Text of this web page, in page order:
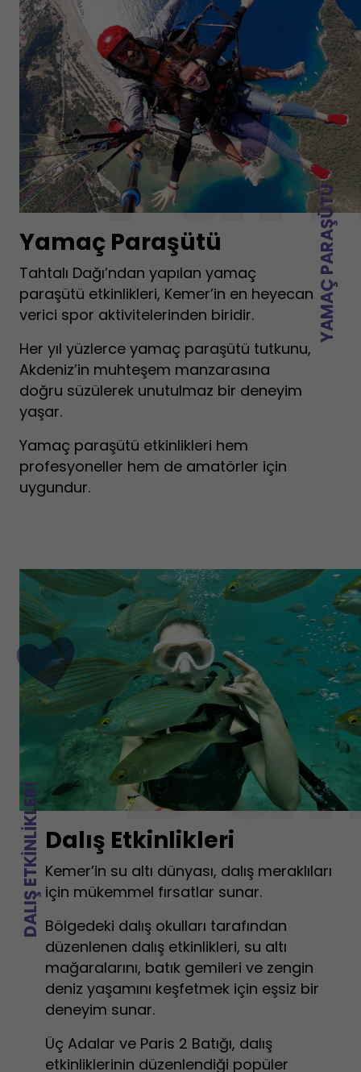
YAMAÇ PARAŞÜTÜ
Yamaç Paraşütü
Tahtalı Dağı’ndan yapılan yamaç
paraşütü etkinlikleri, Kemer’in en heyecan
verici spor aktivitelerinden biridir.
Her yıl yüzlerce yamaç paraşütü tutkunu,
Akdeniz’in muhteşem manzarasına
doğru süzülerek unutulmaz bir deneyim
yaşar.
Yamaç paraşütü etkinlikleri hem
profesyoneller hem de amatörler için
uygundur.
DALIŞ ETKINLIKLERIDalış Etkinlikleri
Kemer’in su altı dünyası, dalış meraklıları
için mükemmel fırsatlar sunar.
Bölgedeki dalış okulları tarafından
düzenlenen dalış etkinlikleri, su altı
mağaralarını, batık gemileri ve zengin
deniz yaşamını keşfetmek için eşsiz bir
deneyim sunar.
Üç Adalar ve Paris 2 Batığı, dalış
etkinliklerinin düzenlendiği popüler